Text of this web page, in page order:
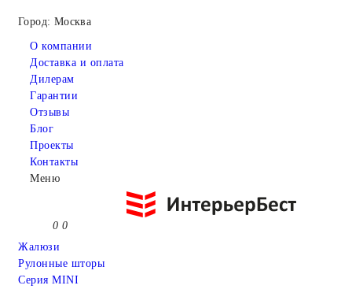
Город: Москва
О компании
Доставка и оплата
Дилерам
Гарантии
Отзывы
Блог
Проекты
Контакты
Меню
0 0
Жалюзи
Рулонные шторы
Серия MINI